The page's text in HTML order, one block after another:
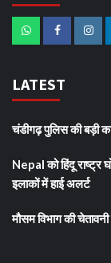
LATEST
चंडीगढ़ पुलिस की बड़ी
Nepal को हिंदू राष्ट्र
इलाकों में हाई अलर्ट
मौसम विभाग की